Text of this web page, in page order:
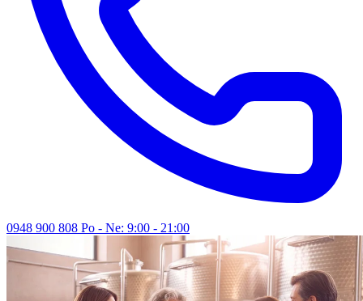
0948 900 808 Po - Ne: 9:00 - 21:00